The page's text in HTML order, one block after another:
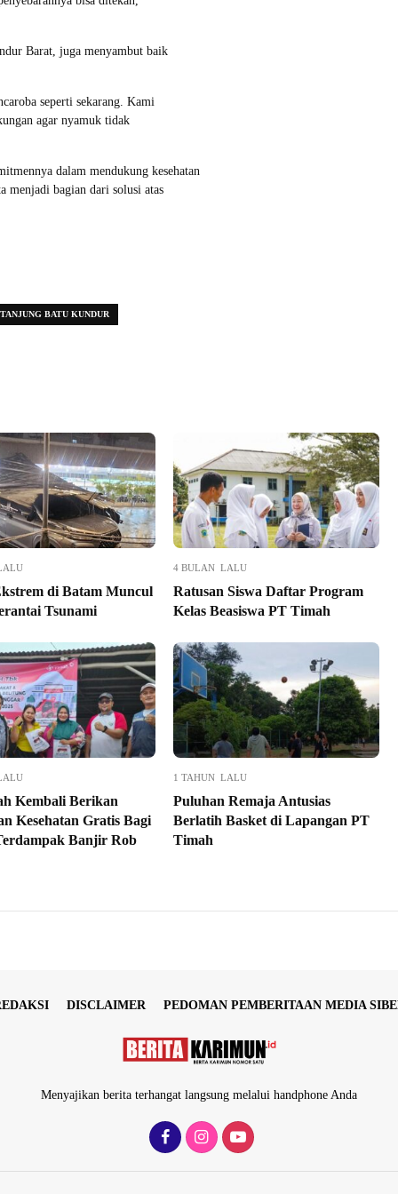
Barat, juga menyambut baik
seperti sekarang. Kami
agar nyamuk tidak
dalam mendukung kesehatan
menjadi bagian dari solusi atas
TANJUNG BATU KUNDUR
di Batam Muncul
Tsunami
4 BULAN LALU
Ratusan Siswa Daftar Program
Kelas Beasiswa PT Timah
Kembali Berikan
Kesehatan Gratis Bagi
Banjir Rob
1 TAHUN LALU
Puluhan Remaja Antusias
Berlatih Basket di Lapangan PT
Timah
DISCLAIMER PEDOMAN PEMBERITAAN MEDIA
Menyajikan berita terhangat langsung melalui handphone Anda